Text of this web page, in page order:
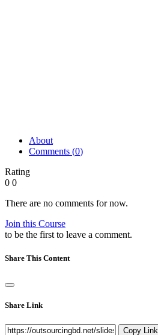
About
Comments (0)
Rating
0 0
There are no comments for now.
Join this Course
to be the first to leave a comment.
Share This Content
Share Link
Copy Link